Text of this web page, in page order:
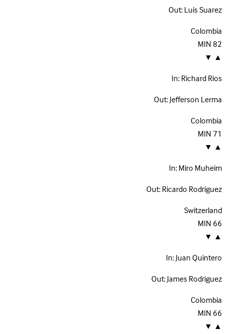
Out:Luis Suarez
Colombia
82
MIN
▲
▼
In:Richard Rios
Out:Jefferson Lerma
Colombia
71
MIN
▲
▼
In:Miro Muheim
Out:Ricardo Rodriguez
Switzerland
66
MIN
▲
▼
In:Juan Quintero
Out:James Rodriguez
Colombia
66
MIN
▲
▼